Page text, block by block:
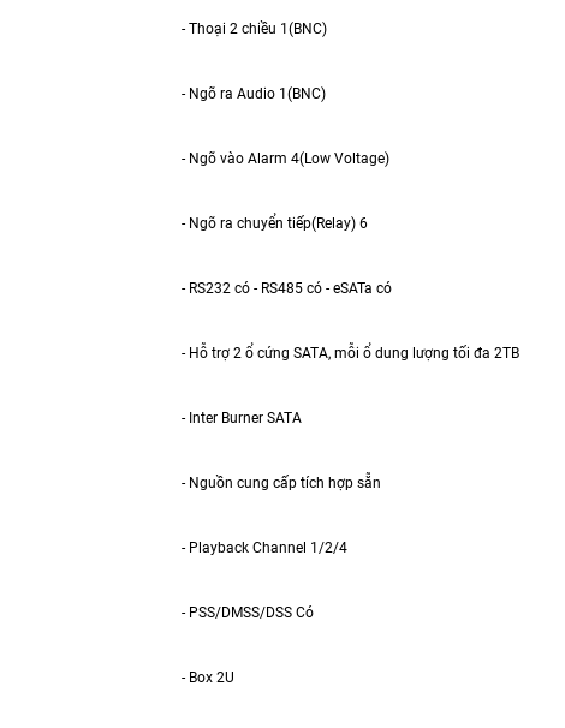
- Thoại 2 chiều 1(BNC)
- Ngõ ra Audio 1(BNC)
- Ngõ vào Alarm 4(Low Voltage)
- Ngõ ra chuyển tiếp(Relay) 6
- RS232 có - RS485 có - eSATa có
- Hỗ trợ 2 ổ cứng SATA, mỗi ổ dung lượng tối đa 2TB
- Inter Burner SATA
- Nguồn cung cấp tích hợp sẵn
- Playback Channel 1/2/4
- PSS/DMSS/DSS Có
- Box 2U